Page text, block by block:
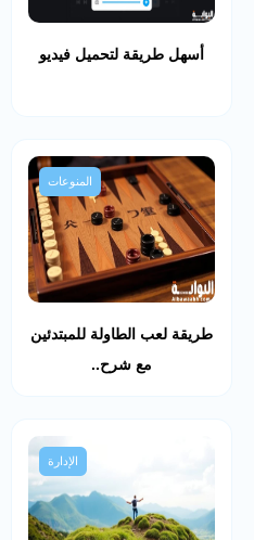
أسهل طريقة لتحميل فيديو
المنوعات
طريقة لعب الطاولة للمبتدئين
مع شرح..
الإدارة